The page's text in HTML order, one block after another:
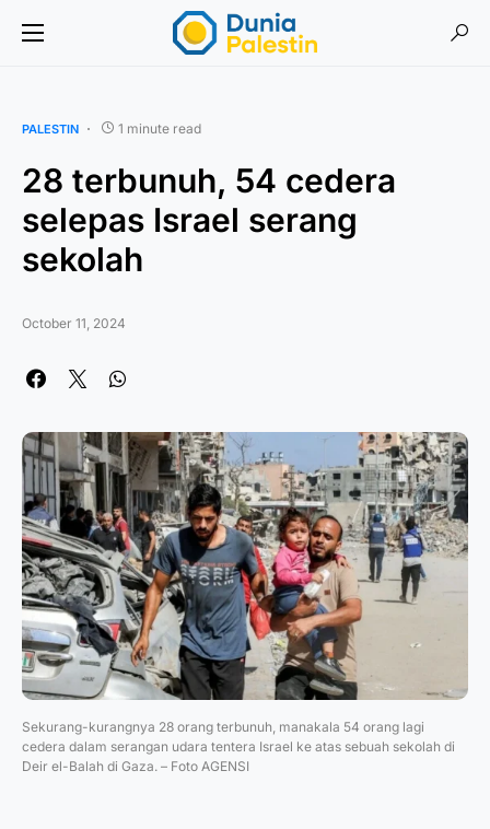
PALESTIN 1 minute read
28 terbunuh, 54 cedera
selepas Israel serang
sekolah
October 11, 2024
Sekurang-kurangnya 28 orang terbunuh, manakala 54 orang lagi
cedera dalam serangan udara tentera Israel ke atas sebuah sekolah di
Deir el-Balah di Gaza. – Foto AGENSI